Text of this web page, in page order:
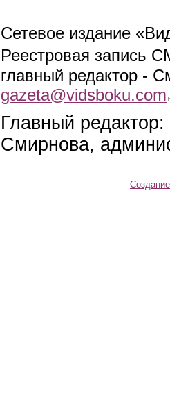
Сетевое издание
Реестровая запись
главный редактор -
gazeta@vidsboku.com
Главный
Смирнова,